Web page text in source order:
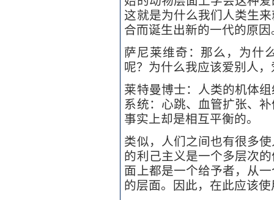
这就是为什么我们人类生
合而诞生出新的一代的原
萨尼莱维奇：那么，为什
呢？为什么我应该爱别人
莱特曼博士：人类的机体
系统：心跳、血管扩张、
事实上却是相互平衡的。
类似，人们之间也有很多
的利己主义是一个多层次
面上都是一个给予者，从
的层面。因此，在此应该